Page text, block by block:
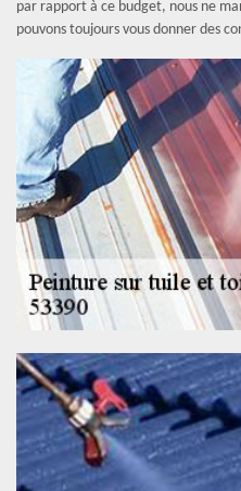
par rapport à ce budget, nous ne
pouvons toujours vous donner des